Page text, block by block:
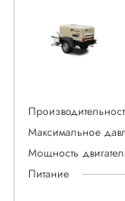
Максимальное
Мощность
Питание